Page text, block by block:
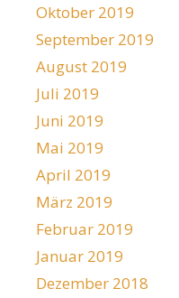
Oktober 2019
September 2019
August 2019
Juli 2019
Juni 2019
Mai 2019
April 2019
März 2019
Februar 2019
Januar 2019
Dezember 2018